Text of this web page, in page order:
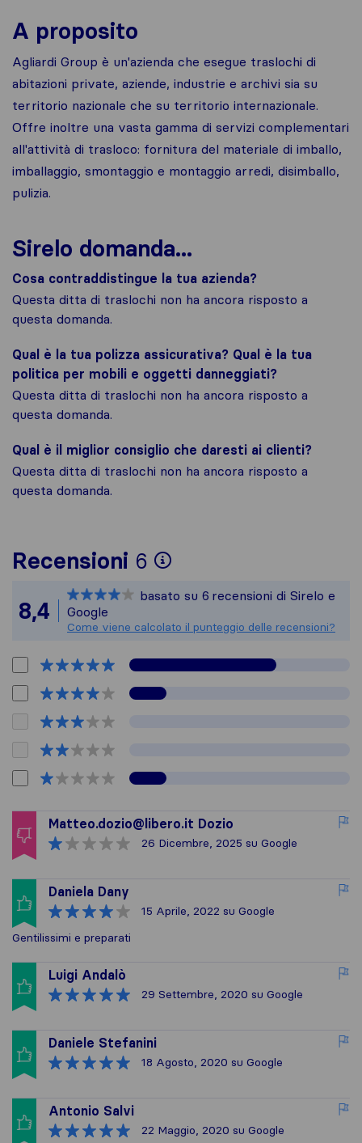
A proposito
Agliardi Group è un'azienda che esegue traslochi di
abitazioni private, aziende, industrie e archivi sia su
territorio nazionale che su territorio internazionale.
Offre inoltre una vasta gamma di servizi complementari
all'attività di trasloco: fornitura del materiale di imballo,
imballaggio, smontaggio e montaggio arredi, disimballo,
pulizia.
Sirelo domanda...
Cosa contraddistingue la tua azienda?
Questa ditta di traslochi non ha ancora risposto a
questa domanda.
Qual è la tua polizza assicurativa? Qual è la tua
politica per mobili e oggetti danneggiati?
Questa ditta di traslochi non ha ancora risposto a
questa domanda.
Qual è il miglior consiglio che daresti ai clienti?
Questa ditta di traslochi non ha ancora risposto a
questa domanda.
Recensioni 6
Per avere un
Tutte le recensioni
8,4
basato su 6 recensioni di Sirelo e
Google
Come viene calcolato il punteggio delle recensioni?
Matteo.dozio@libero.it Dozio
26 Dicembre, 2025 su Google
Daniela Dany
15 Aprile, 2022 su Google
Gentilissimi e preparati
Luigi Andalò
29 Settembre, 2020 su Google
Daniele Stefanini
18 Agosto, 2020 su Google
Antonio Salvi
22 Maggio, 2020 su Google